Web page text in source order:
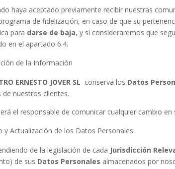
haya aceptado previamente recibir nuestras
de fidelización, en caso de que su
para darse de baja, y sí consideraremos que
en el apartado 6.4.
de la Información
ERNESTO JOVER SL conserva los Datos
de nuestros clientes.
el responsable de comunicar cualquier cambio
y Actualización de los Datos Personales
de la legislación de cada Jurisdicción
de sus Datos Personales almacenados por